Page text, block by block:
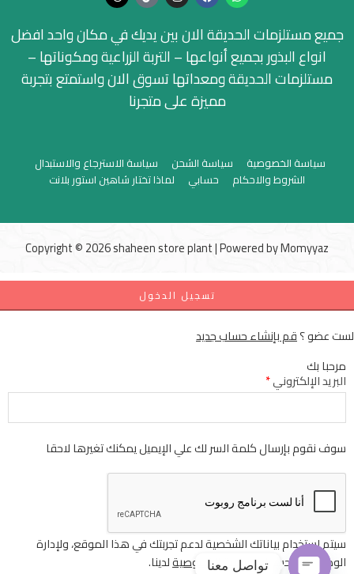
جميع مستلزمات الحديقة الان بين يديك في مكان واحد افضل
انواع البذور بجميع أنواعها – التربة الزراعية ومكوناتها –
مستلزمات الحديقة ومعداتها تسوق الان واستمتع بتجربة
مميزة على متجرنا
سياسة الخصوصية سياسة الشحن
سياسة الاسترجاع والاستبدال
الشروط والاحكام
حسابي لماذا تختار شاهين استور بلانت
Copyright © 2026 shaheen store plant | Powered byMomyyaz
تسجيل الدخول
لست عضو ؟قم بإنشاء حساب جديد
مرحبا بك
البريد الإلكتروني*
سوف نقوم بإرسال كلمة السر لك علي الإيميل يمكنك تغيرها لاحقا
سيتم استخدام بياناتك الشخصية لدعم تجربتك في هذا الموقع، ولإدارة
الوصول إلى حسابكسياسة الخصوصيةلدينا. تواصل معنا